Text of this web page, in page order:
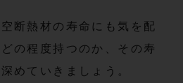
断熱材の寿命にも気を配
の程度持つのか、その寿
めていきましょう。